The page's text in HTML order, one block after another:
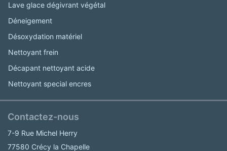
Lave glace dégivrant végétal
Déneigement
Désoxydation matériel
Nettoyant frein
Décapant nettoyant acide
Nettoyant special encres
Contactez-nous
7-9 Rue Michel Herry
77580 Crécy la Chapelle